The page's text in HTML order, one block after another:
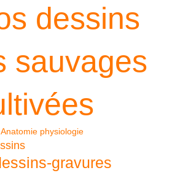
dessins
sauvages
physiologie
gravures